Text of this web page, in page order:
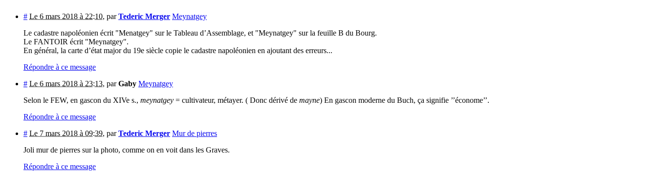
# Le 6 mars 2018 à 22:10, parTederic Merger Meynatgey
Le cadastre napoléonien écrit "Menatgey" sur le Tableau d’Assemblage, et "Meynatgey" sur la feuille B du Bourg.
Le FANTOIR écrit "Meynatgey".
En général, la carte d’état major du 19e siècle copie le cadastre napoléonien en ajoutant des erreurs...
Répondre à ce message
# Le 6 mars 2018 à 23:13, parGaby Meynatgey
Selon le FEW, en gascon du XIVe s., meynatgey = cultivateur, métayer. ( Donc dérivé de mayne) En gascon moderne du Buch, ça signifie ’’économe’’.
Répondre à ce message
# Le 7 mars 2018 à 09:39, parTederic Merger Mur de pierres
Joli mur de pierres sur la photo, comme on en voit dans les Graves.
Répondre à ce message